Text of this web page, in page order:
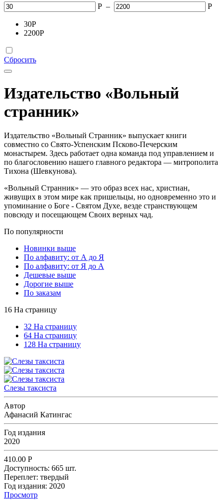
Р – Р
30Р
2200Р
Сбросить
Издательство «Вольный
странник»
Издательство «Вольный Странник» выпускает книги
совместно со Свято-Успенским Псково-Печерским
монастырем. Здесь работает одна команда под управлением и
по благословению нашего главного редактора — митрополита
Тихона (Шевкунова).
«Вольный Странник» — это образ всех нас, христиан,
живущих в этом мире как пришельцы, но одновременно это и
упоминание о Боге - Святом Духе, везде странствующем
повсюду и посещающем Своих верных чад.
По популярности
Новинки выше
По алфавиту: от А до Я
По алфавиту: от Я до А
Дешевые выше
Дорогие выше
По заказам
16 На страницу
32 На страницу
64 На страницу
128 На страницу
Слезы таксиста
Автор
Афанасий Катингас
Год издания
2020
410.00 Р
Доступность: 665 шт.
Переплет: твердый
Год издания: 2020
Просмотр